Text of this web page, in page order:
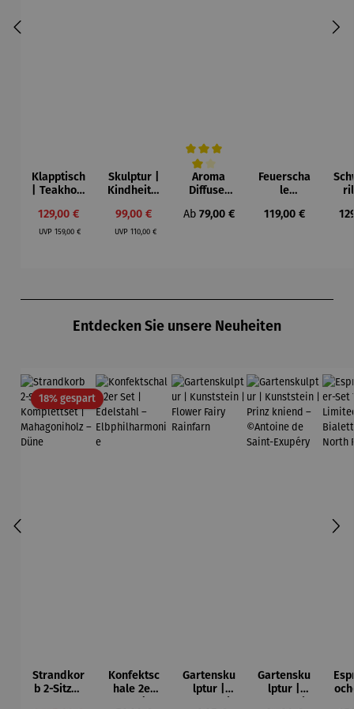
Klapptisch
| Teakholz
Verkaufspreis:
129,00 €
UVPRegulärer Preis:
159,00 €
Skulptur |
Kindheit –
Verkaufspreis:
99,00 €
UVP Regulärer Preis:
110,00 €
Durchschnittliche Bewertung von 4
Aroma
Diffuser
Laterne –
Regulärer Preis:
Ab 79,00 €
Feuerscha
le
Regulärer Preis:
119,00 €
Entdecken Sie unsere Neuheiten
18% gespartRabatt
Strandkor
b 2-Sitzer
Konfektsc
hale 2er
Gartensku
lptur |
Gartensku
lptur |